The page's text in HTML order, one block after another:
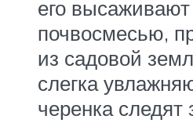
его
почвосмесью,
из садовой
слегка
черенка следят